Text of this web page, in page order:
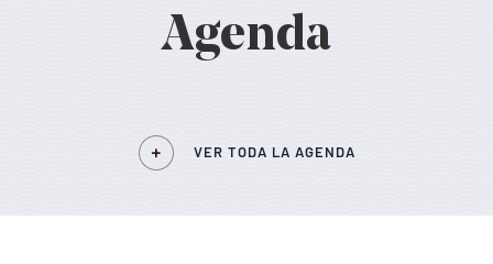
Agenda
VER TODA LA AGENDA